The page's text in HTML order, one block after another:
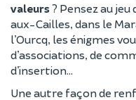
valeurs? Pensez au
aux-Cailles, dans le
l’Ourcq, les énigmes
d’associations, de
d’insertion…
Une autre façon de